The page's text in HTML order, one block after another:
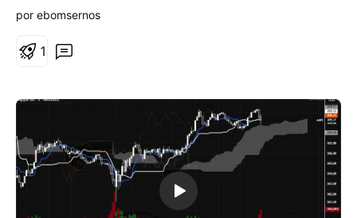
a
por ebomsernos
1